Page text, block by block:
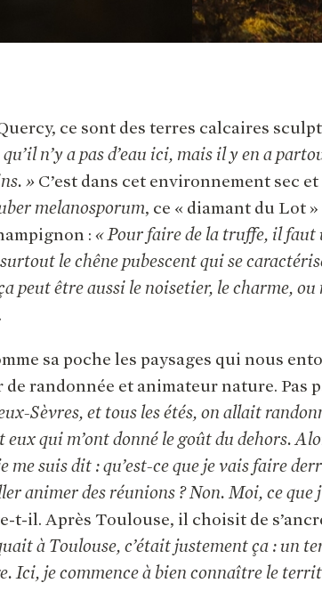
ce sont des terres calcaires
n’y a pas d’eau ici, mais il y en a
» C’est dans cet environnement sec
melanosporum, ce « diamant du Lot
: « Pour faire de la truffe, il faut
le chêne pubescent qui se
peut être aussi le noisetier, le charme,
sa poche les paysages qui nous
randonnée et animateur nature. Pas
Sèvres, et tous les étés, on allait
eux qui m’ont donné le goût du dehors.
me suis dit : qu’est-ce que je vais faire
animer des réunions ? Non. Moi, ce que
t-il. Après Toulouse, il choisit de
à Toulouse, c’était justement ça : un
Ici, je commence à bien connaître le